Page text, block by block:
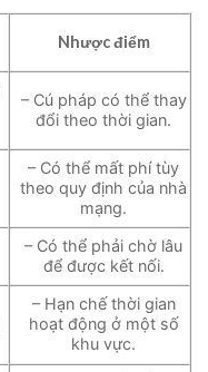
Nhược điểm
– Cú pháp có thể thay
đổi theo thời gian.
– Có thể mất phí tùy
theo quy định của nhà
mạng.
– Có thể phải chờ lâu
để được kết nối.
– Hạn chế thời gian
hoạt động ở một số
khu vực.